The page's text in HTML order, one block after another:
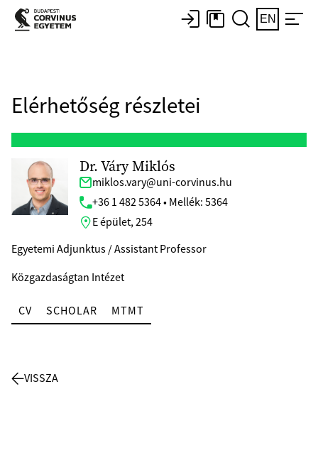
EN
Elérhetőség részletei
Dr. Váry Miklós
miklos.vary@uni-corvinus.hu
+36 1 482 5364 • Mellék: 5364
E épület, 254
Egyetemi Adjunktus / Assistant Professor
Közgazdaságtan Intézet
CV SCHOLAR MTMT
VISSZA